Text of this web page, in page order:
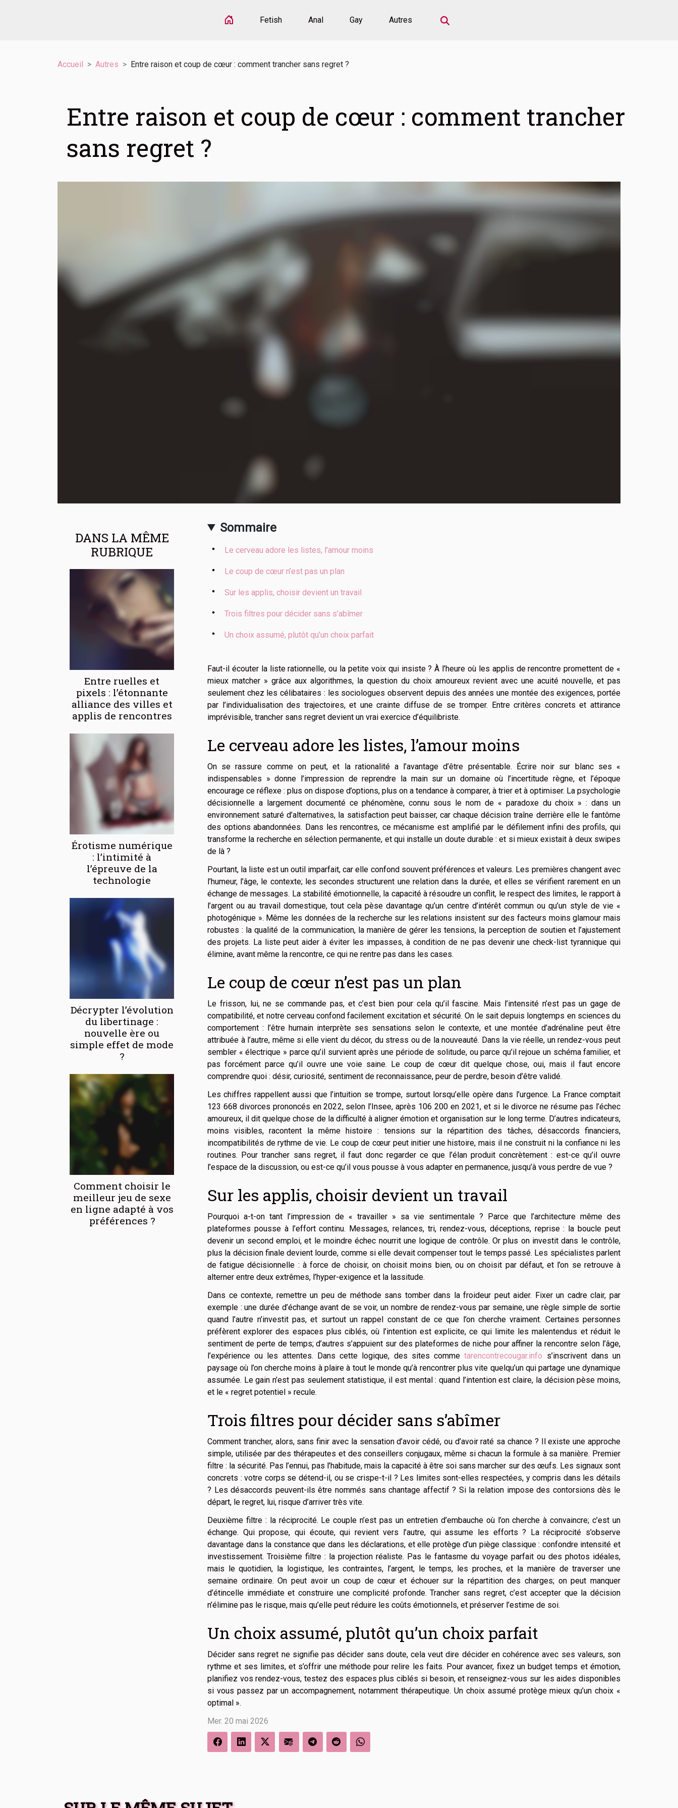
Fetish Anal Gay Autres
Accueil Autres Entre raison et coup de cœur : comment trancher sans regret ?
Entre raison et coup de cœur : comment trancher
sans regret ?
DANS LA MÊME
RUBRIQUE
Entre ruelles et
pixels : l’étonnante
alliance des villes et
applis de rencontres
Érotisme numérique
: l’intimité à
l’épreuve de la
technologie
Décrypter l’évolution
du libertinage :
nouvelle ère ou
simple effet de mode
?
Comment choisir le
meilleur jeu de sexe
en ligne adapté à vos
préférences ?
Sommaire
Le cerveau adore les listes, l’amour moins
Le coup de cœur n’est pas un plan
Sur les applis, choisir devient un travail
Trois filtres pour décider sans s’abîmer
Un choix assumé, plutôt qu’un choix parfait
Faut-il écouter la liste rationnelle, ou la petite voix qui insiste ? À l’heure où les applis de rencontre promettent de «
mieux matcher » grâce aux algorithmes, la question du choix amoureux revient avec une acuité nouvelle, et pas
seulement chez les célibataires : les sociologues observent depuis des années une montée des exigences, portée
par l’individualisation des trajectoires, et une crainte diffuse de se tromper. Entre critères concrets et attirance
imprévisible, trancher sans regret devient un vrai exercice d’équilibriste.
Le cerveau adore les listes, l’amour moins
On se rassure comme on peut, et la rationalité a l’avantage d’être présentable. Écrire noir sur blanc ses «
indispensables » donne l’impression de reprendre la main sur un domaine où l’incertitude règne, et l’époque
encourage ce réflexe : plus on dispose d’options, plus on a tendance à comparer, à trier et à optimiser. La psychologie
décisionnelle a largement documenté ce phénomène, connu sous le nom de « paradoxe du choix » : dans un
environnement saturé d’alternatives, la satisfaction peut baisser, car chaque décision traîne derrière elle le fantôme
des options abandonnées. Dans les rencontres, ce mécanisme est amplifié par le défilement infini des profils, qui
transforme la recherche en sélection permanente, et qui installe un doute durable : et si mieux existait à deux swipes
de là ?
Pourtant, la liste est un outil imparfait, car elle confond souvent préférences et valeurs. Les premières changent avec
l’humeur, l’âge, le contexte; les secondes structurent une relation dans la durée, et elles se vérifient rarement en un
échange de messages. La stabilité émotionnelle, la capacité à résoudre un conflit, le respect des limites, le rapport à
l’argent ou au travail domestique, tout cela pèse davantage qu’un centre d’intérêt commun ou qu’un style de vie «
photogénique ». Même les données de la recherche sur les relations insistent sur des facteurs moins glamour mais
robustes : la qualité de la communication, la manière de gérer les tensions, la perception de soutien et l’ajustement
des projets. La liste peut aider à éviter les impasses, à condition de ne pas devenir une check-list tyrannique qui
élimine, avant même la rencontre, ce qui ne rentre pas dans les cases.
Le coup de cœur n’est pas un plan
Le frisson, lui, ne se commande pas, et c’est bien pour cela qu’il fascine. Mais l’intensité n’est pas un gage de
compatibilité, et notre cerveau confond facilement excitation et sécurité. On le sait depuis longtemps en sciences du
comportement : l’être humain interprète ses sensations selon le contexte, et une montée d’adrénaline peut être
attribuée à l’autre, même si elle vient du décor, du stress ou de la nouveauté. Dans la vie réelle, un rendez-vous peut
sembler « électrique » parce qu’il survient après une période de solitude, ou parce qu’il rejoue un schéma familier, et
pas forcément parce qu’il ouvre une voie saine. Le coup de cœur dit quelque chose, oui, mais il faut encore
comprendre quoi : désir, curiosité, sentiment de reconnaissance, peur de perdre, besoin d’être validé.
Les chiffres rappellent aussi que l’intuition se trompe, surtout lorsqu’elle opère dans l’urgence. La France comptait
123 668 divorces prononcés en 2022, selon l’Insee, après 106 200 en 2021, et si le divorce ne résume pas l’échec
amoureux, il dit quelque chose de la difficulté à aligner émotion et organisation sur le long terme. D’autres indicateurs,
moins visibles, racontent la même histoire : tensions sur la répartition des tâches, désaccords financiers,
incompatibilités de rythme de vie. Le coup de cœur peut initier une histoire, mais il ne construit ni la confiance ni les
routines. Pour trancher sans regret, il faut donc regarder ce que l’élan produit concrètement : est-ce qu’il ouvre
l’espace de la discussion, ou est-ce qu’il vous pousse à vous adapter en permanence, jusqu’à vous perdre de vue ?
Sur les applis, choisir devient un travail
Pourquoi a-t-on tant l’impression de « travailler » sa vie sentimentale ? Parce que l’architecture même des
plateformes pousse à l’effort continu. Messages, relances, tri, rendez-vous, déceptions, reprise : la boucle peut
devenir un second emploi, et le moindre échec nourrit une logique de contrôle. Or plus on investit dans le contrôle,
plus la décision finale devient lourde, comme si elle devait compenser tout le temps passé. Les spécialistes parlent
de fatigue décisionnelle : à force de choisir, on choisit moins bien, ou on choisit par défaut, et l’on se retrouve à
alterner entre deux extrêmes, l’hyper-exigence et la lassitude.
Dans ce contexte, remettre un peu de méthode sans tomber dans la froideur peut aider. Fixer un cadre clair, par
exemple : une durée d’échange avant de se voir, un nombre de rendez-vous par semaine, une règle simple de sortie
quand l’autre n’investit pas, et surtout un rappel constant de ce que l’on cherche vraiment. Certaines personnes
préfèrent explorer des espaces plus ciblés, où l’intention est explicite, ce qui limite les malentendus et réduit le
sentiment de perte de temps; d’autres s’appuient sur des plateformes de niche pour affiner la rencontre selon l’âge,
l’expérience ou les attentes. Dans cette logique, des sites commetarencontrecougar.info s’inscrivent dans un
paysage où l’on cherche moins à plaire à tout le monde qu’à rencontrer plus vite quelqu’un qui partage une dynamique
assumée. Le gain n’est pas seulement statistique, il est mental : quand l’intention est claire, la décision pèse moins,
et le « regret potentiel » recule.
Trois filtres pour décider sans s’abîmer
Comment trancher, alors, sans finir avec la sensation d’avoir cédé, ou d’avoir raté sa chance ? Il existe une approche
simple, utilisée par des thérapeutes et des conseillers conjugaux, même si chacun la formule à sa manière. Premier
filtre : la sécurité. Pas l’ennui, pas l’habitude, mais la capacité à être soi sans marcher sur des œufs. Les signaux sont
concrets : votre corps se détend-il, ou se crispe-t-il ? Les limites sont-elles respectées, y compris dans les détails
? Les désaccords peuvent-ils être nommés sans chantage affectif ? Si la relation impose des contorsions dès le
départ, le regret, lui, risque d’arriver très vite.
Deuxième filtre : la réciprocité. Le couple n’est pas un entretien d’embauche où l’on cherche à convaincre; c’est un
échange. Qui propose, qui écoute, qui revient vers l’autre, qui assume les efforts ? La réciprocité s’observe
davantage dans la constance que dans les déclarations, et elle protège d’un piège classique : confondre intensité et
investissement. Troisième filtre : la projection réaliste. Pas le fantasme du voyage parfait ou des photos idéales,
mais le quotidien, la logistique, les contraintes, l’argent, le temps, les proches, et la manière de traverser une
semaine ordinaire. On peut avoir un coup de cœur et échouer sur la répartition des charges; on peut manquer
d’étincelle immédiate et construire une complicité profonde. Trancher sans regret, c’est accepter que la décision
n’élimine pas le risque, mais qu’elle peut réduire les coûts émotionnels, et préserver l’estime de soi.
Un choix assumé, plutôt qu’un choix parfait
Décider sans regret ne signifie pas décider sans doute, cela veut dire décider en cohérence avec ses valeurs, son
rythme et ses limites, et s’offrir une méthode pour relire les faits. Pour avancer, fixez un budget temps et émotion,
planifiez vos rendez-vous, testez des espaces plus ciblés si besoin, et renseignez-vous sur les aides disponibles
si vous passez par un accompagnement, notamment thérapeutique. Un choix assumé protège mieux qu’un choix «
optimal ».
Mer. 20 mai 2026